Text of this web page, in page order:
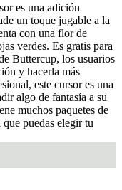
es una adición
un toque jugable a la
con una flor de
verdes. Es gratis para
Buttercup, los usuarios
y hacerla más
este cursor es una
algo de fantasía a su
muchos paquetes de
puedas elegir tu